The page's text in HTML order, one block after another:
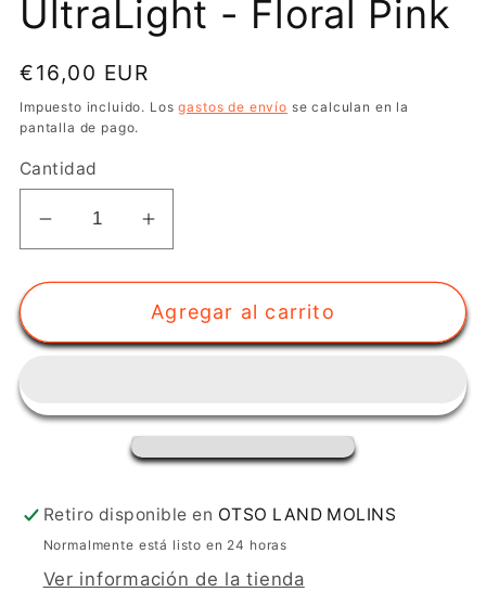
UltraLight - Floral Pink
Precio
habitual
€16,00 EUR
Impuesto incluido. Losgastos de envío se calculan en la
pantalla de pago.
Cantidad
Reducir
cantidad
para
de
-
Aumentar
cantidad
para
Cinta
de
-
Floral
Agregar al carrito
Retiro disponible en OTSO LAND MOLINS
Normalmente está listo en 24 horas
Ver información de la tienda